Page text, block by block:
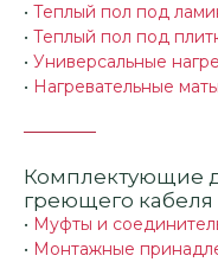
• Теплый пол под
• Теплый пол под
• Универсальные
• Нагревательные маты
Комплектующие
греющего кабеля
• Муфты и
• Монтажные